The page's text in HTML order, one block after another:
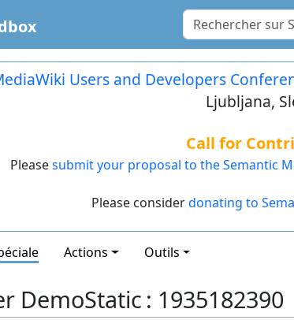
Users and Developers
Ljubljana,
Call for
Pleasesubmit your proposal to the Semantic
Please considerdonating to
Actions Outils
DemoStatic : 1935182390